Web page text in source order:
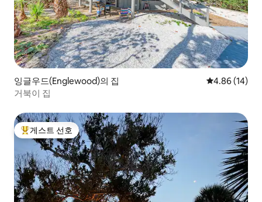
잉글우드(Englewood)의 집 평점 4.86점(5
4.86 (14)
거북이 집
상위 게스트 선호
게스트 선호